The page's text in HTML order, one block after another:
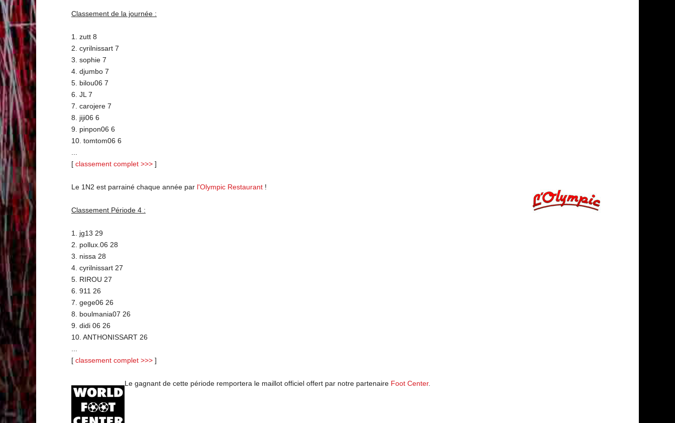
Classement de la journée :
1. zutt 8
2. cyrilnissart 7
3. sophie 7
4. djumbo 7
5. bilou06 7
6. JL 7
7. carojere 7
8. jiji06 6
9. pinpon06 6
10. tomtom06 6
[ classement complet >>> ]
Le 1N2 est parrainé chaque année par l'Olympic Restaurant !
Classement Période 4 :
1. jg13 29
2. pollux.06 28
3. nissa 28
4. cyrilnissart 27
5. RIROU 27
6. 911 26
7. gege06 26
8. boulmania07 26
9. didi 06 26
10. ANTHONISSART 26
[ classement complet >>> ]
Le gagnant de cette période remportera le maillot officiel offert par notre partenaire Foot Center.